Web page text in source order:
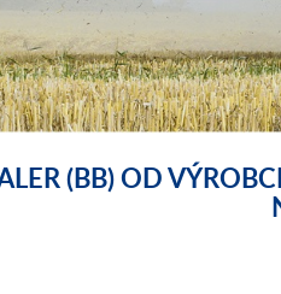
(BB) OD